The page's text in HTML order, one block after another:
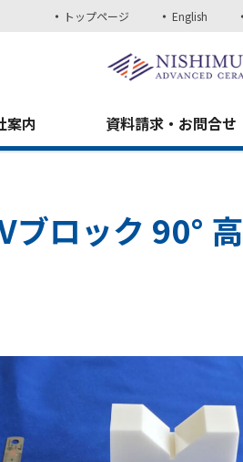
トップページ English
案内 資料請求・お問合せ
ブロック 90° 高